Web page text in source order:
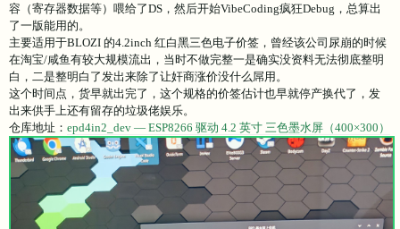
容（寄存器数据等）喂给了DS，然后开始VibeCoding疯狂Debug，总算出
了一版能用的。
主要适用于BLOZI 的4.2inch 红白黑三色电子价签，曾经该公司尿崩的时候
在淘宝/咸鱼有较大规模流出，当时不做完整一是确实没资料无法彻底整明
白，二是整明白了发出来除了让奸商涨价没什么屌用。
这个时间点，货早就出完了，这个规格的价签估计也早就停产换代了，发
出来供手上还有留存的垃圾佬娱乐。
仓库地址： epd4in2_dev — ESP8266 驱动 4.2 英寸 三色墨水屏（400×300）